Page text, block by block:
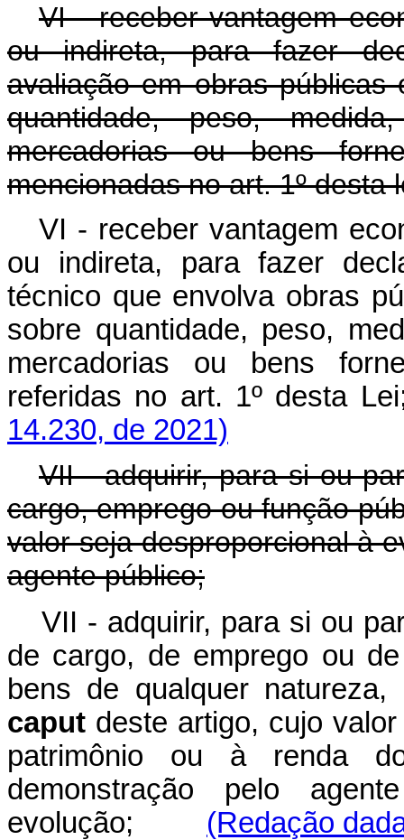
VI - receber vantagem
ou indireta, para fazer
avaliação em obras
quantidade, peso,
mercadorias ou bens
mencionadas no art. 1º desta
VI - receber vantagem
ou indireta, para fazer
técnico que envolva obras
sobre quantidade, peso,
mercadorias ou bens
referidas no art. 1º
14.230, de 2021)
VII - adquirir, para si ou
cargo, emprego ou função
valor seja desproporcional à
agente público;
VII - adquirir, para si ou
de cargo, de emprego ou
bens de qualquer
caput deste artigo, cujo
patrimônio ou à renda
demonstração pelo
evolução; (Redação